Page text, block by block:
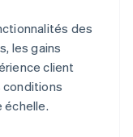
des
les gains
client
conditions
échelle.